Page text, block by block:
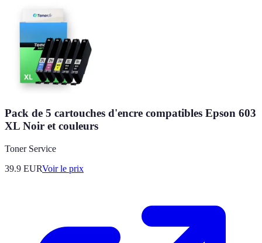
Pack de 5 cartouches d'encre compatibles Epson 603
XL Noir et couleurs
Toner Service
39.9 EURVoir le prix